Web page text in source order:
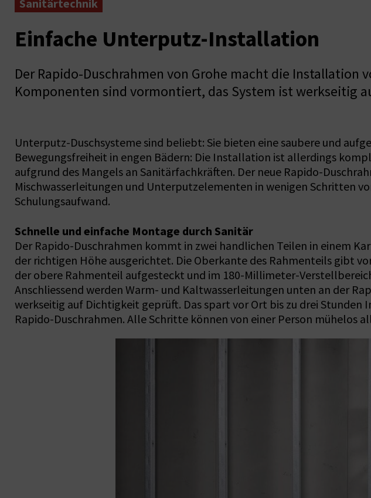
Sanitärtechnik
Einfache Unterputz-Installation
Der Rapido-Duschrahmen von Grohe macht die Installation
Komponenten sind vormontiert, das System ist werkseitig
Unterputz-Duschsysteme sind beliebt: Sie bieten eine saubere und
Bewegungsfreiheit in engen Bädern: Die Installation ist allerdings
aufgrund des Mangels an Sanitärfachkräften. Der neue Rapido-
Mischwasserleitungen und Unterputzelementen in wenigen Schritten
Schulungsaufwand.
Schnelle und einfache Montage durch Sanitär
Der Rapido-Duschrahmen kommt in zwei handlichen Teilen in einem
der richtigen Höhe ausgerichtet. Die Oberkante des Rahmenteils gibt
der obere Rahmenteil aufgesteckt und im 180-Millimeter-
Anschliessend werden Warm- und Kaltwasserleitungen unten an der
werkseitig auf Dichtigkeit geprüft. Das spart vor Ort bis zu drei
Rapido-Duschrahmen. Alle Schritte können von einer Person